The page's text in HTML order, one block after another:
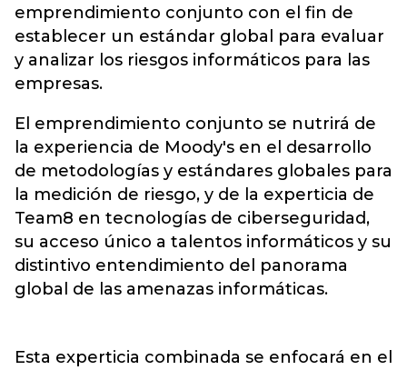
emprendimiento conjunto con el fin de
establecer un estándar global para evaluar
y analizar los riesgos informáticos para las
empresas.
El emprendimiento conjunto se nutrirá de
la experiencia de Moody's en el desarrollo
de metodologías y estándares globales para
la medición de riesgo, y de la experticia de
Team8 en tecnologías de ciberseguridad,
su acceso único a talentos informáticos y su
distintivo entendimiento del panorama
global de las amenazas informáticas.
Esta experticia combinada se enfocará en el